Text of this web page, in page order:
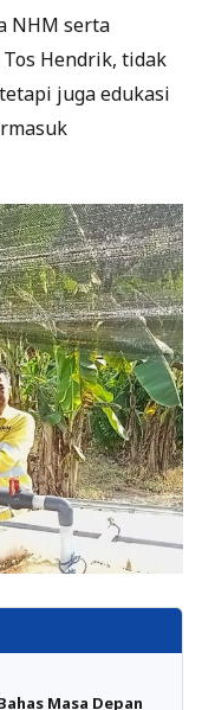
NHM serta
Hendrik, tidak
juga edukasi
Masa Depan